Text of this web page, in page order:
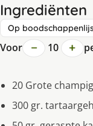
Ingrediënten
Op
Voor − 10 +
20 Grote
300 gr.